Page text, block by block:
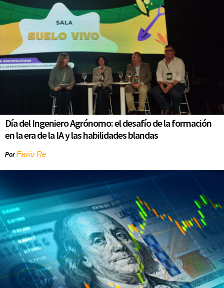
Día del Ingeniero Agrónomo: el desafío de la formación
en la era de la IA y las habilidades blandas
PorFavio Re